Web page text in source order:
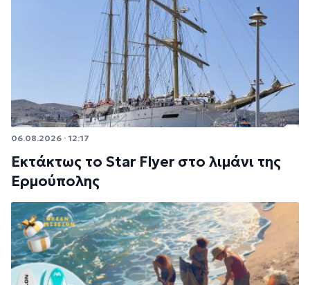
06.08.2026 · 12:17
Εκτάκτως το Star Flyer στο λιμάνι της
Ερμούπολης